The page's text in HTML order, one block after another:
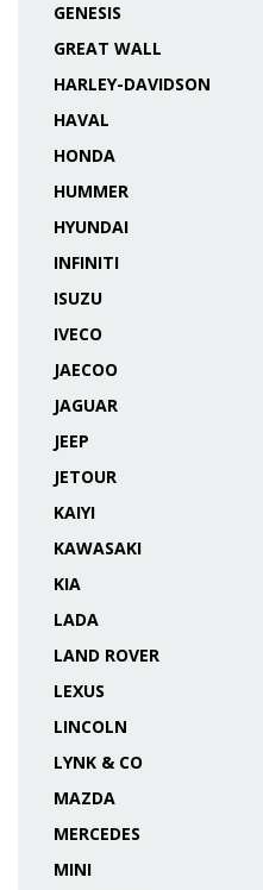
GENESIS
GREAT WALL
HARLEY-DAVIDSON
HAVAL
HONDA
HUMMER
HYUNDAI
INFINITI
ISUZU
IVECO
JAECOO
JAGUAR
JEEP
JETOUR
KAIYI
KAWASAKI
KIA
LADA
LAND ROVER
LEXUS
LINCOLN
LYNK & CO
MAZDA
MERCEDES
MINI